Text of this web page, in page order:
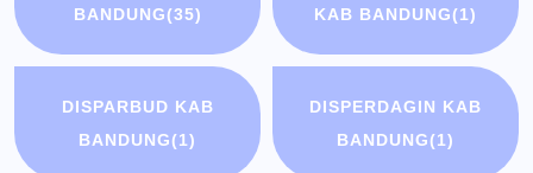
BANDUNG(35)
KAB BANDUNG(1)
DISPARBUD KAB
BANDUNG(1)
DISPERDAGIN KAB
BANDUNG(1)